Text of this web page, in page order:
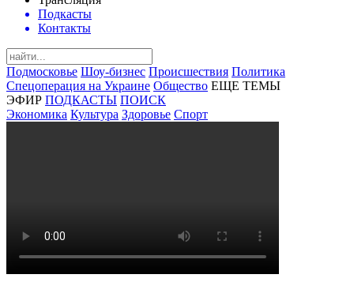
Подкасты
Контакты
Подмосковье Шоу-бизнес Происшествия Политика
Спецоперация на Украине Общество ЕЩЕ ТЕМЫ
ЭФИР ПОДКАСТЫ ПОИСК
Экономика Культура Здоровье Спорт